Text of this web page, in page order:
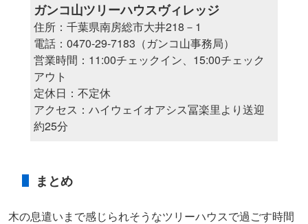
ガンコ山ツリーハウスヴィレッジ
住所：千葉県南房総市大井218－1
電話：0470-29-7183（ガンコ山事務局）
営業時間：11:00チェックイン、15:00チェック
アウト
定休日：不定休
アクセス：ハイウェイオアシス冨楽里より送迎
約25分
まとめ
木の息遣いまで感じられそうなツリーハウスで過ごす時間